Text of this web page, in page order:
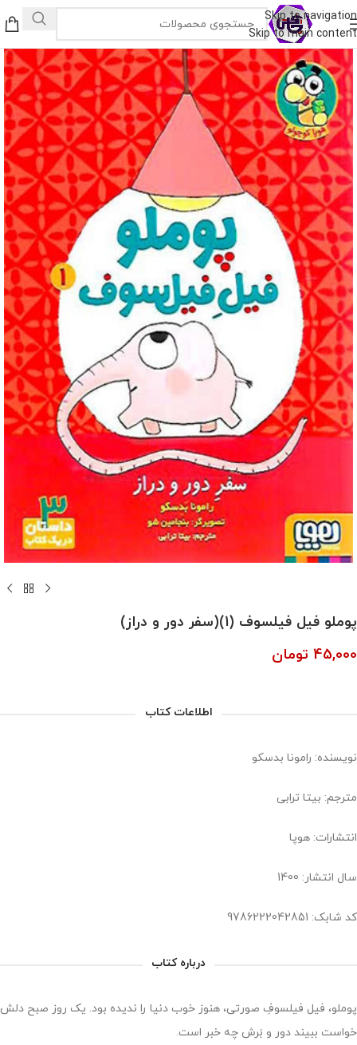
Skip to navigation
Skip to main content
پوملو فیل فیلسوف (1)(سفر دور و دراز)
45,000 تومان
اطلاعات کتاب
نویسنده: رامونا بدسکو
مترجم: بیتا ترابی
انتشارات: هوپا
سال انتشار: 1400
کد شابک: ‏‫9786222042851
درباره کتاب
پوملو، فیل فیلسوفِ صورتی، هنوز خوب دنیا را ندیده بود. یک روز صبح دلش
خواست ببیند دور و بَرش چه خبر است.